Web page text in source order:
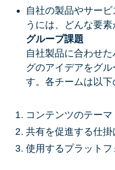
自社の製品やサー
うには、どんな要素
グループ課題
自社製品に合わせ
グのアイデアをグ
す。各チームは以下
コンテンツのテーマ
共有を促進する仕掛
使用するプラット